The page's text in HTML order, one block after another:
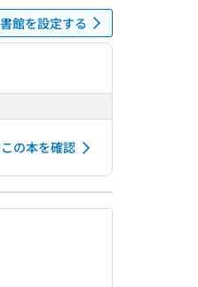
館を設定する
の本を確認